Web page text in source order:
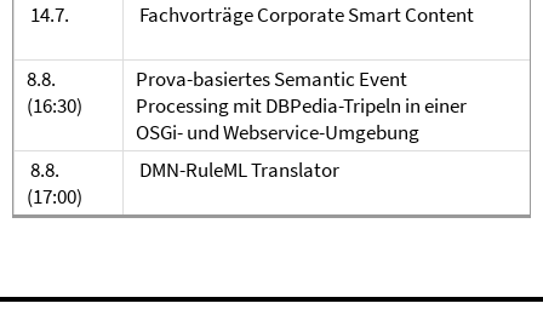
14.7. Fachvorträge Corporate Smart Content
8.8.
(16:30)
Prova-basiertes Semantic Event
Processing mit DBPedia-Tripeln in einer
OSGi- und Webservice-Umgebung
8.8.
(17:00)
DMN-RuleML Translator